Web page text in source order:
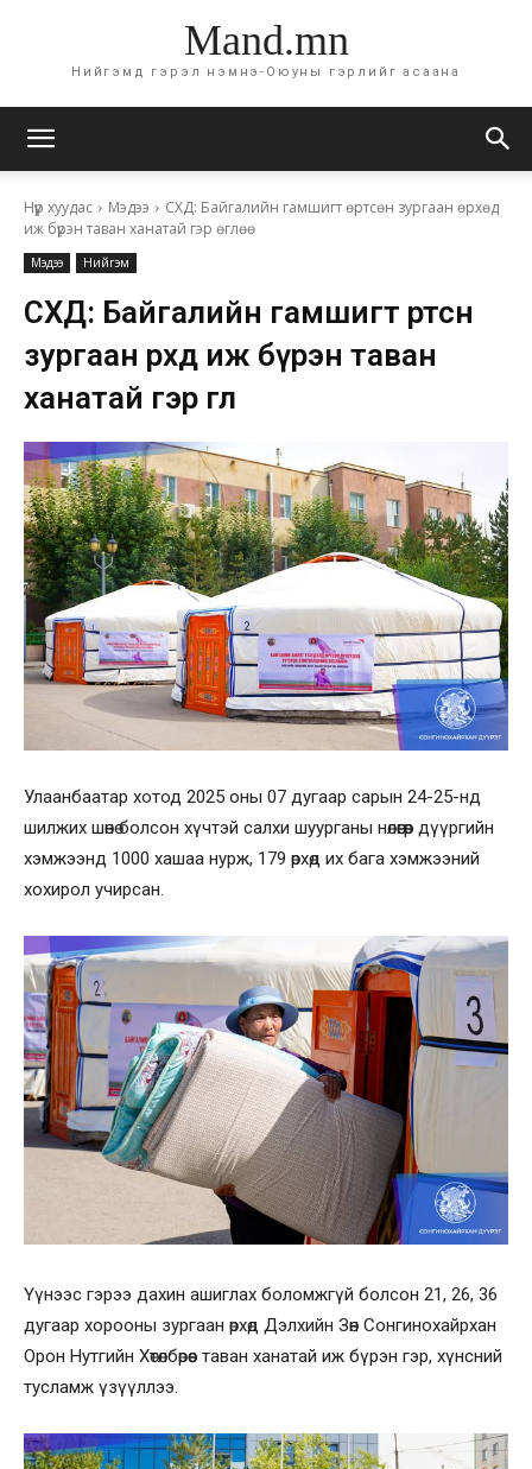
Mand.mn
Нийгэмд гэрэл нэмнэ-Оюуны гэрлийг асаана
Нүүр хуудас Мэдээ
СХД: Байгалийн гамшигт өртсөн зургаан өрхөд
иж бүрэн таван ханатай гэр өглөө
Мэдээ Нийгэм
СХД: Байгалийн гамшигт өртсөн
зургаан өрхөд иж бүрэн таван
ханатай гэр өглөө
Улаанбаатар хотод 2025 оны 07 дугаар сарын 24-25-нд
шилжих шөнө болсон хүчтэй салхи шуурганы нөлөөгөөр дүүргийн
хэмжээнд 1000 хашаа нурж, 179 өрхөд их бага хэмжээний
хохирол учирсан.
Үүнээс гэрээ дахин ашиглах боломжгүй болсон 21, 26, 36
дугаар хорооны зургаан өрхөд Дэлхийн Зөн Сонгинохайрхан
Орон Нутгийн Хөтөлбөрөөс таван ханатай иж бүрэн гэр, хүнсний
тусламж үзүүллээ.